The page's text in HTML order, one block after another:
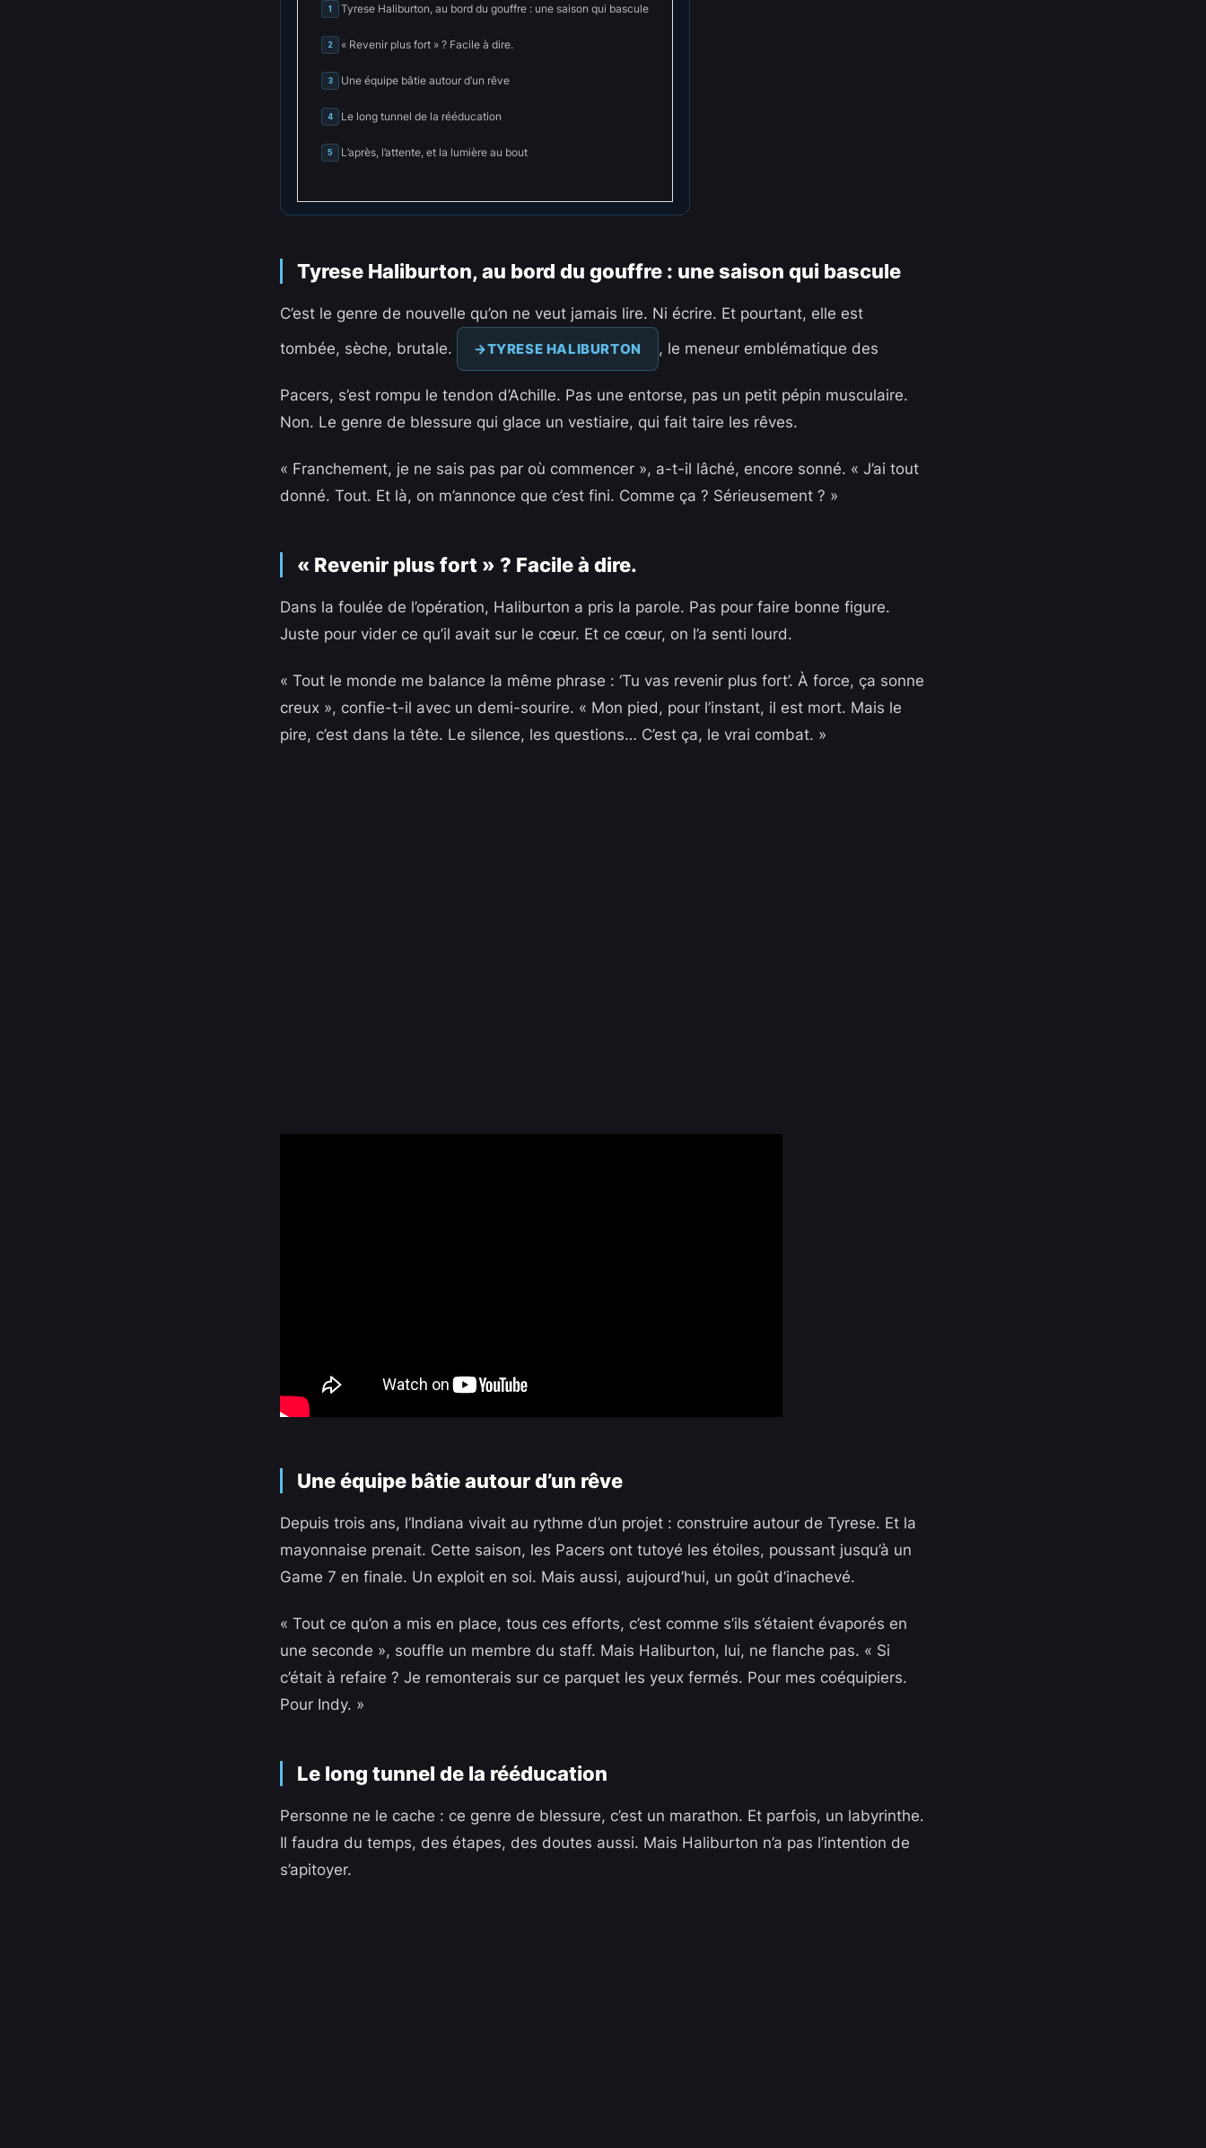
1 Tyrese Haliburton, au bord du gouffre : une saison qui bascule
2 « Revenir plus fort » ? Facile à dire.
3 Une équipe bâtie autour d’un rêve
4 Le long tunnel de la rééducation
5 L’après, l’attente, et la lumière au bout
Tyrese Haliburton, au bord du gouffre : une saison qui bascule
C’est le genre de nouvelle qu’on ne veut jamais lire. Ni écrire. Et pourtant, elle est
tombée, sèche, brutale.
TYRESE HALIBURTON , le meneur emblématique des
Pacers, s’est rompu le tendon d’Achille. Pas une entorse, pas un petit pépin musculaire.
Non. Le genre de blessure qui glace un vestiaire, qui fait taire les rêves.
« Franchement, je ne sais pas par où commencer », a-t-il lâché, encore sonné. « J’ai tout
donné. Tout. Et là, on m’annonce que c’est fini. Comme ça ? Sérieusement ? »
« Revenir plus fort » ? Facile à dire.
Dans la foulée de l’opération, Haliburton a pris la parole. Pas pour faire bonne figure.
Juste pour vider ce qu’il avait sur le cœur. Et ce cœur, on l’a senti lourd.
« Tout le monde me balance la même phrase : ‘Tu vas revenir plus fort’. À force, ça sonne
creux », confie-t-il avec un demi-sourire. « Mon pied, pour l’instant, il est mort. Mais le
pire, c’est dans la tête. Le silence, les questions… C’est ça, le vrai combat. »
Une équipe bâtie autour d’un rêve
Depuis trois ans, l’Indiana vivait au rythme d’un projet : construire autour de Tyrese. Et la
mayonnaise prenait. Cette saison, les Pacers ont tutoyé les étoiles, poussant jusqu’à un
Game 7 en finale. Un exploit en soi. Mais aussi, aujourd’hui, un goût d’inachevé.
« Tout ce qu’on a mis en place, tous ces efforts, c’est comme s’ils s’étaient évaporés en
une seconde », souffle un membre du staff. Mais Haliburton, lui, ne flanche pas. « Si
c’était à refaire ? Je remonterais sur ce parquet les yeux fermés. Pour mes coéquipiers.
Pour Indy. »
Le long tunnel de la rééducation
Personne ne le cache : ce genre de blessure, c’est un marathon. Et parfois, un labyrinthe.
Il faudra du temps, des étapes, des doutes aussi. Mais Haliburton n’a pas l’intention de
s’apitoyer.